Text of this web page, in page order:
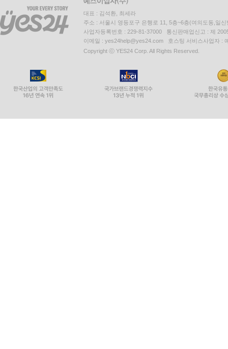
대표 : 김석환, 최세라
주소 : 서울시 영등포구 은행로 11, 5층~6층(여의도동,일신
사업자등록번호 : 229-81-37000 통신판매업신고 : 제
이메일 : yes24help@yes24.com 호스팅 서비스사업자 :
Copyright ⓒ YES24 Corp. All Rights Reserved.